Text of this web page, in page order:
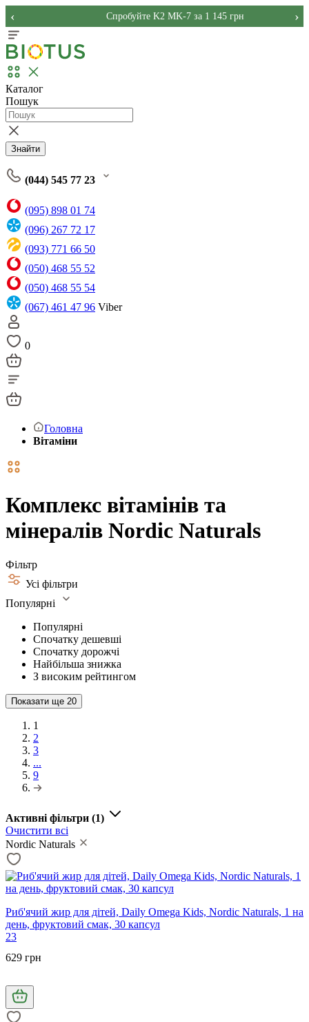
Спробуйте K2 MK-7 за 1 145 грн
‹ ›
Каталог
Пошук
Знайти
(044) 545 77 23
(095) 898 01 74
(096) 267 72 17
(093) 771 66 50
(050) 468 55 52
(050) 468 55 54
(067) 461 47 96 Viber
0
Головна
Вітаміни
Комплекс вітамінів та
мінералів Nordic Naturals
Фільтр
Усі фільтри
Популярні
Популярні
Спочатку дешевші
Спочатку дорожчі
Найбільша знижка
З високим рейтингом
Показати ще 20
1
2
3
...
9
Активні фільтри (1)
Очистити всі
Nordic Naturals
Риб'ячий жир для дітей, Daily Omega Kids, Nordic Naturals, 1 на
день, фруктовий смак, 30 капсул
23
629 грн